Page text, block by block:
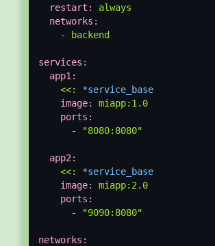
restart:
always
networks:
-
backend
services:
app1:
<<:
*service_base
image:
miapp:1.0
ports:
-
"8080:8080"
app2:
<<:
*service_base
image:
miapp:2.0
ports:
-
"9090:8080"
networks: